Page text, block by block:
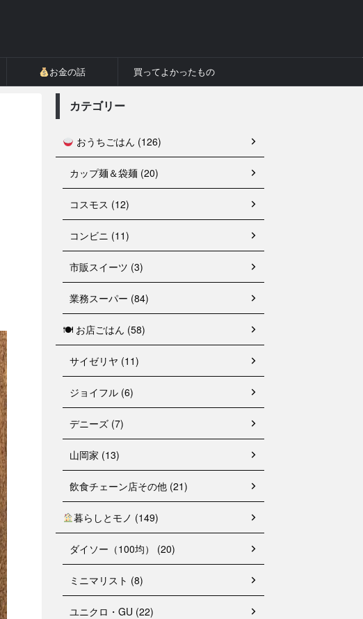
お金の話 買ってよかったもの
カテゴリー
おうちごはん (126)
カップ麺＆袋麺 (20)
コスモス (12)
コンビニ (11)
市販スイーツ (3)
業務スーパー (84)
🍽 お店ごはん (58)
サイゼリヤ (11)
ジョイフル (6)
デニーズ (7)
山岡家 (13)
飲食チェーン店その他 (21)
暮らしとモノ (149)
ダイソー（100均） (20)
ミニマリスト (8)
ユニクロ・GU (22)